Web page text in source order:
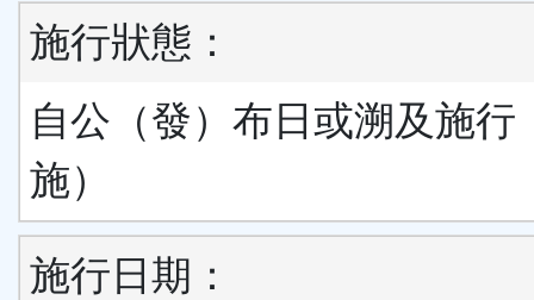
施行狀態：
自公（發）布日或溯及施行
施）
施行日期：